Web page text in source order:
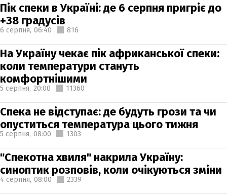
Пік спеки в Україні: де 6 серпня пригріє до
+38 градусів
6 серпня, 06:40 816
На Україну чекає пік африканської спеки:
коли температури стануть
комфортнішими
5 серпня, 20:00 11360
Спека не відступає: де будуть грози та чи
опуститься температура цього тижня
5 серпня, 08:00 1303
"Спекотна хвиля" накрила Україну:
синоптик розповів, коли очікуються зміни
4 серпня, 08:00 2339